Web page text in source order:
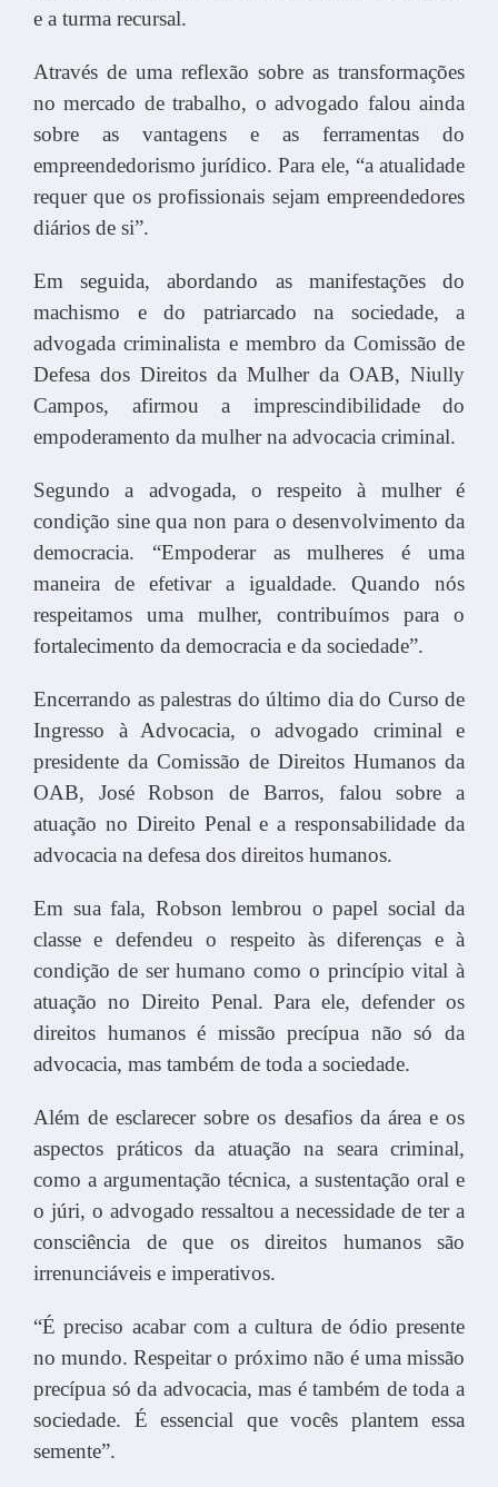
e a turma recursal.
Através de uma reflexão sobre as transformações
no mercado de trabalho, o advogado falou ainda
sobre as vantagens e as ferramentas do
empreendedorismo jurídico. Para ele, “a atualidade
requer que os profissionais sejam empreendedores
diários de si”.
Em seguida, abordando as manifestações do
machismo e do patriarcado na sociedade, a
advogada criminalista e membro da Comissão de
Defesa dos Direitos da Mulher da OAB, Niully
Campos, afirmou a imprescindibilidade do
empoderamento da mulher na advocacia criminal.
Segundo a advogada, o respeito à mulher é
condição sine qua non para o desenvolvimento da
democracia. “Empoderar as mulheres é uma
maneira de efetivar a igualdade. Quando nós
respeitamos uma mulher, contribuímos para o
fortalecimento da democracia e da sociedade”.
Encerrando as palestras do último dia do Curso de
Ingresso à Advocacia, o advogado criminal e
presidente da Comissão de Direitos Humanos da
OAB, José Robson de Barros, falou sobre a
atuação no Direito Penal e a responsabilidade da
advocacia na defesa dos direitos humanos.
Em sua fala, Robson lembrou o papel social da
classe e defendeu o respeito às diferenças e à
condição de ser humano como o princípio vital à
atuação no Direito Penal. Para ele, defender os
direitos humanos é missão precípua não só da
advocacia, mas também de toda a sociedade.
Além de esclarecer sobre os desafios da área e os
aspectos práticos da atuação na seara criminal,
como a argumentação técnica, a sustentação oral e
o júri, o advogado ressaltou a necessidade de ter a
consciência de que os direitos humanos são
irrenunciáveis e imperativos.
“É preciso acabar com a cultura de ódio presente
no mundo. Respeitar o próximo não é uma missão
precípua só da advocacia, mas é também de toda a
sociedade. É essencial que vocês plantem essa
semente”.